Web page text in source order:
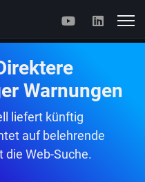
Warnungen
liefert künftig
auf belehrende
Web-Suche.